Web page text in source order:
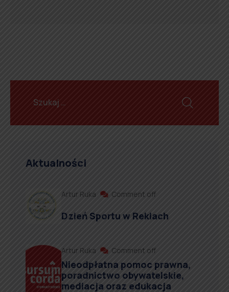
Aktualności
Artur Ruka Comment off
Dzień Sportu w Reklach
Artur Ruka Comment off
Nieodpłatna pomoc prawna,
poradnictwo obywatelskie,
mediacja oraz edukacja